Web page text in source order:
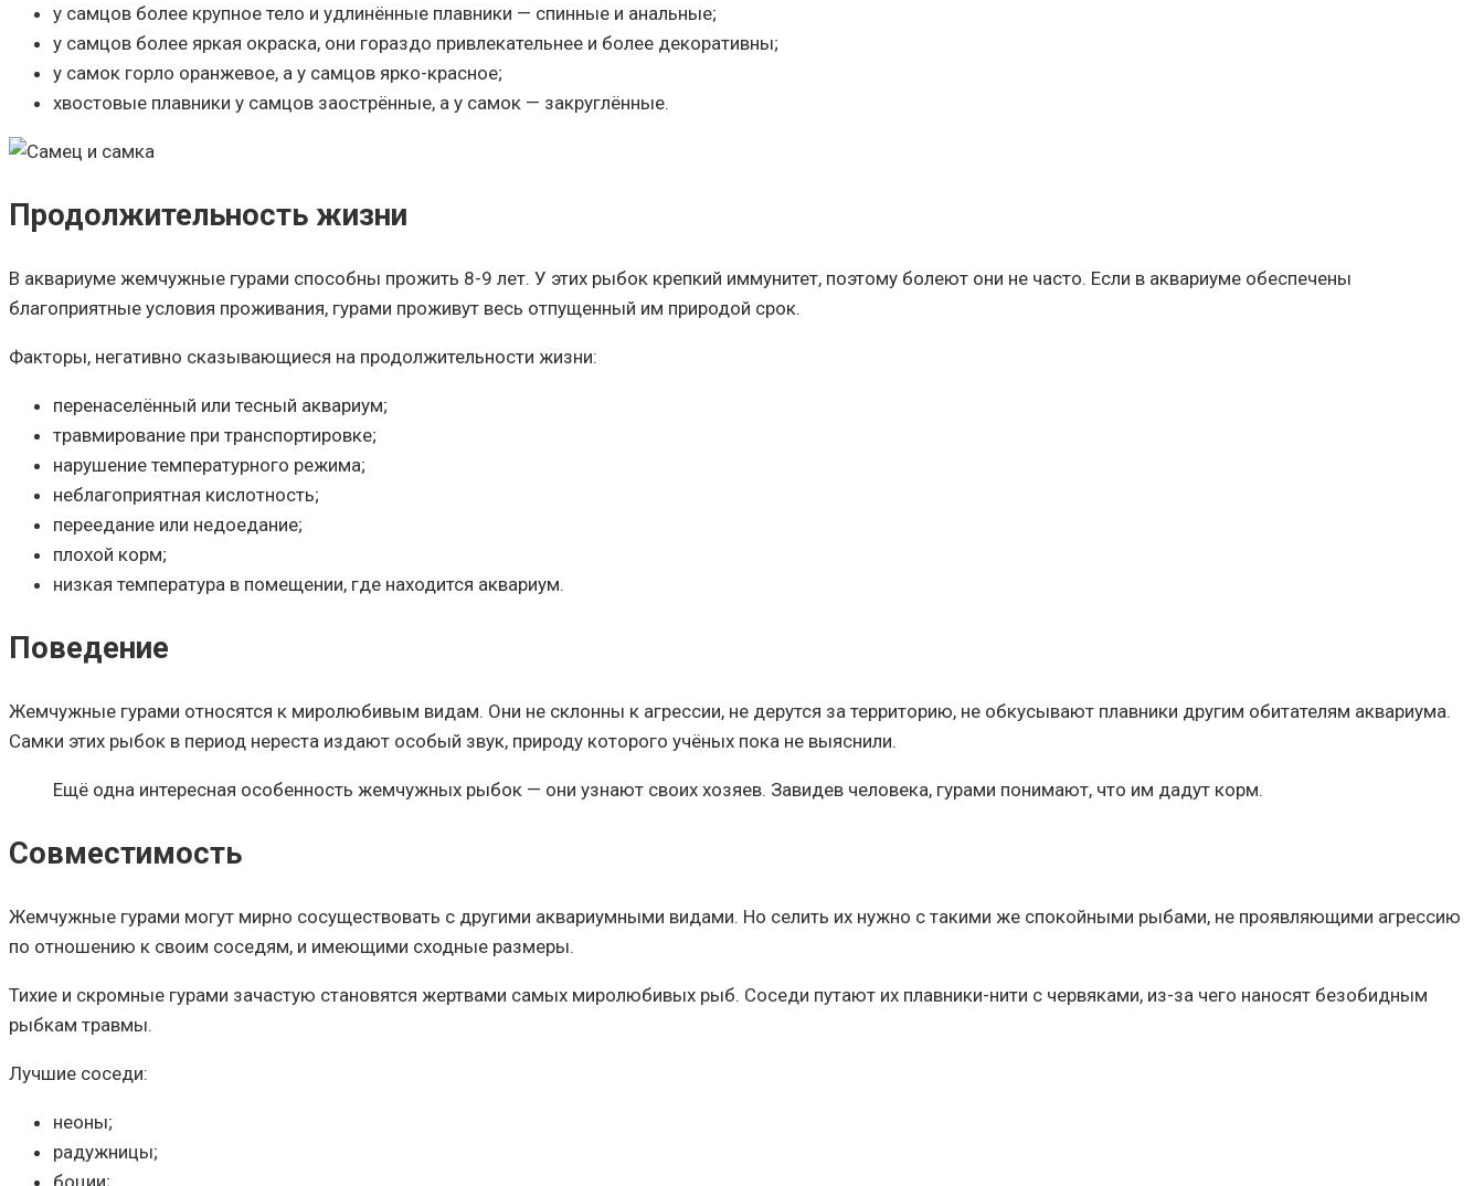
у самцов более крупное тело и удлинённые плавники — спинные и анальные;
у самцов более яркая окраска, они гораздо привлекательнее и более декоративны;
у самок горло оранжевое, а у самцов ярко-красное;
хвостовые плавники у самцов заострённые, а у самок — закруглённые.
Продолжительность жизни
В аквариуме жемчужные гурами способны прожить 8-9 лет. У этих рыбок крепкий иммунитет, поэтому болеют они не часто. Если в аквариуме обеспечены
благоприятные условия проживания, гурами проживут весь отпущенный им природой срок.
Факторы, негативно сказывающиеся на продолжительности жизни:
перенаселённый или тесный аквариум;
травмирование при транспортировке;
нарушение температурного режима;
неблагоприятная кислотность;
переедание или недоедание;
плохой корм;
низкая температура в помещении, где находится аквариум.
Поведение
Жемчужные гурами относятся к миролюбивым видам. Они не склонны к агрессии, не дерутся за территорию, не обкусывают плавники другим обитателям аквариума.
Самки этих рыбок в период нереста издают особый звук, природу которого учёных пока не выяснили.
Ещё одна интересная особенность жемчужных рыбок — они узнают своих хозяев. Завидев человека, гурами понимают, что им дадут корм.
Совместимость
Жемчужные гурами могут мирно сосуществовать с другими аквариумными видами. Но селить их нужно с такими же спокойными рыбами, не проявляющими агрессию
по отношению к своим соседям, и имеющими сходные размеры.
Тихие и скромные гурами зачастую становятся жертвами самых миролюбивых рыб. Соседи путают их плавники-нити с червяками, из-за чего наносят безобидным
рыбкам травмы.
Лучшие соседи:
неоны;
радужницы;